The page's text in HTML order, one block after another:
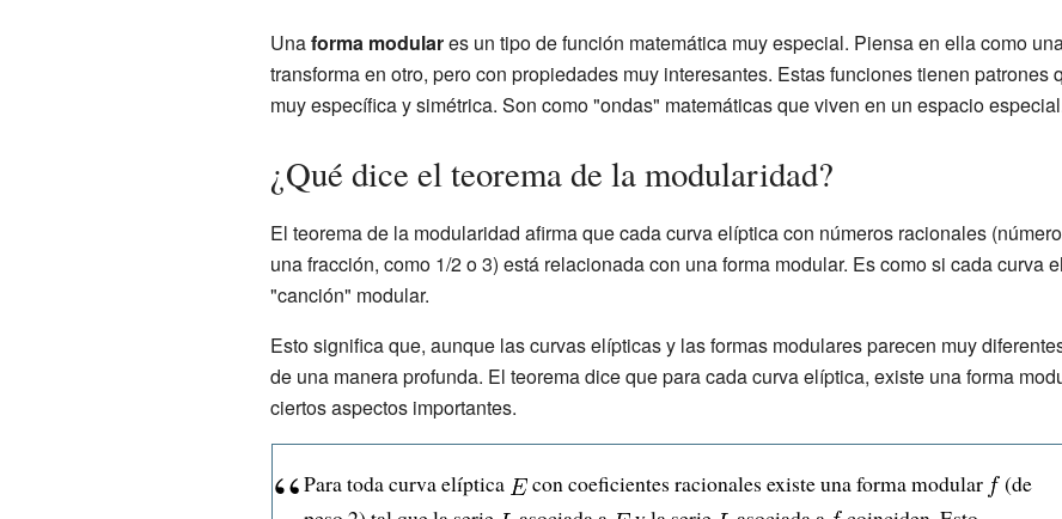
Unaforma modulares un tipo de función matemática muy especial. Piensa en ella como
transforma en otro, pero con propiedades muy interesantes. Estas funciones tienen patrones
muy específica y simétrica. Son como "ondas" matemáticas que viven en un espacio
¿Qué dice el teorema de la modularidad?
El teorema de la modularidad afirma que cada curva elíptica con números racionales
una fracción, como 1/2 o 3) está relacionada con una forma modular. Es como si cada curva
"canción" modular.
Esto significa que, aunque las curvas elípticas y las formas modulares parecen muy
de una manera profunda. El teorema dice que para cada curva elíptica, existe una forma
ciertos aspectos importantes.
Para toda curva elíptica con coeficientes racionales existe una forma modular (de